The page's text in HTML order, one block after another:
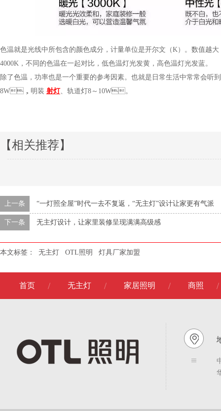
色温就是光线中所包含的颜色成分，计量单位是开尔文（K）。数值越大
4000K，不同的色温在一起对比，低色温灯光发黄，高色温灯光发蓝。
除了色温，功率也是一个重要的参考因素。也就是日常生活中常常会听
8W，明装 射灯、轨道灯8～10W。
【相关推荐】
上一条 “一灯照全屋”时代一去不复返，“无主灯”设计让家更有气派
下一条 无主灯设计，让家里装修呈现满满高级感
本文标签： 无主灯 OTL照明 灯具厂家加盟
首页 无主灯 家居照明 商照